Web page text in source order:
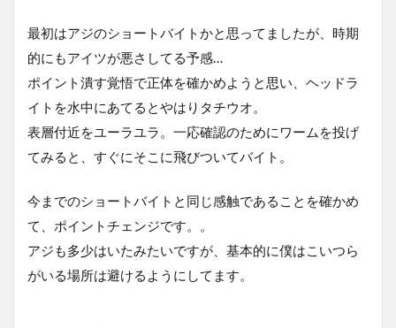
方
は
め
て
の
漁
港
ェ
ッ
4
最初はアジのショートバイトかと思ってましたが、時期
的にもアイツが悪さしてる予感…
ポイント潰す覚悟で正体を確かめようと思い、ヘッドラ
イトを水中にあてるとやはりタチウオ。
表層付近をユーラユラ。一応確認のためにワームを投げ
てみると、すぐにそこに飛びついてバイト。
今までのショートバイトと同じ感触であることを確かめ
て、ポイントチェンジです。。
アジも多少はいたみたいですが、基本的に僕はこいつら
がいる場所は避けるようにしてます。